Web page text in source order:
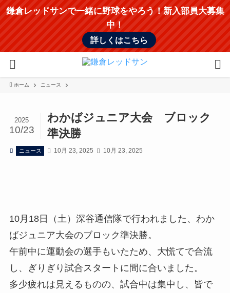
鎌倉レッドサンで一緒に野球をやろう！新入部員大募集
中！
詳しくはこちら
ホーム ニュース
わかばジュニア大会 ブロック
準決勝
2025
10/23
ニュース 10月 23, 2025 10月 23, 2025
10月18日（土）深谷通信隊で行われました、わか
ばジュニア大会のブロック準決勝。
午前中に運動会の選手もいたため、大慌てで合流
し、ぎりぎり試合スタートに間に合いました。
多少疲れは見えるものの、試合中は集中し、皆で